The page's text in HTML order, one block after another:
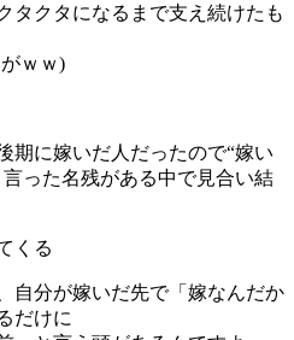
タクタになるまで支え続けたも
ｗｗ)
期に嫁いだ人だったので“嫁い
った名残がある中で見合い結
くる
自分が嫁いだ先で「嫁なんだか
だけに